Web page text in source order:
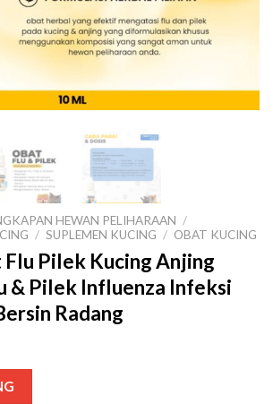
HEWAN PELIHARAAN /
/ SUPLEMEN KUCING / OBAT KUCING
Pilek Kucing Anjing
& Pilek Influenza Infeksi
Radang